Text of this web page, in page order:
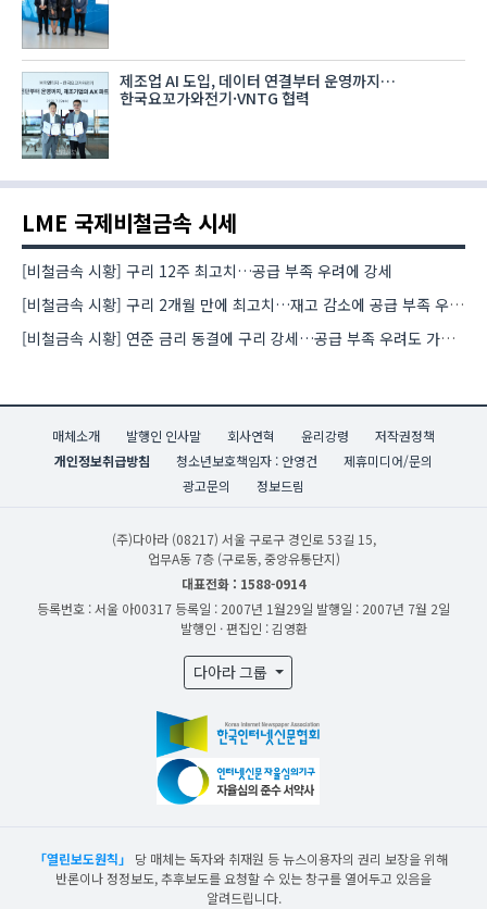
제조업 AI 도입, 데이터 연결부터 운영까지…
한국요꼬가와전기·VNTG 협력
LME 국제비철금속 시세
[비철금속 시황] 구리 12주 최고치…공급 부족 우려에 강세
[비철금속 시황] 구리 2개월 만에 최고치…재고 감소에 공급 부족 우려 확대
[비철금속 시황] 연준 금리 동결에 구리 강세…공급 부족 우려도 가격 지지
매체소개 발행인 인사말 회사연혁 윤리강령
저작권정책
개인정보취급방침
청소년보호책임자 : 안영건
제휴미디어/문의
광고문의
정보드림
(주)다아라 (08217) 서울 구로구 경인로 53길 15,
업무A동 7층 (구로동, 중앙유통단지)
대표전화 : 1588-0914
등록번호 : 서울 아00317 등록일 : 2007년 1월29일 발행일 : 2007년 7월 2일
발행인 · 편집인 : 김영환
다아라 그룹
「열린보도원칙」
당 매체는 독자와 취재원 등 뉴스이용자의 권리 보장을 위해
반론이나 정정보도, 추후보도를 요청할 수 있는 창구를 열어두고 있음을
알려드립니다.